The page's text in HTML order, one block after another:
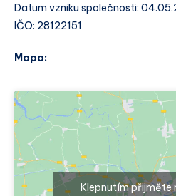
Datum vzniku společnosti:
IČO: 28122151
Mapa:
Klepnutím přijměte